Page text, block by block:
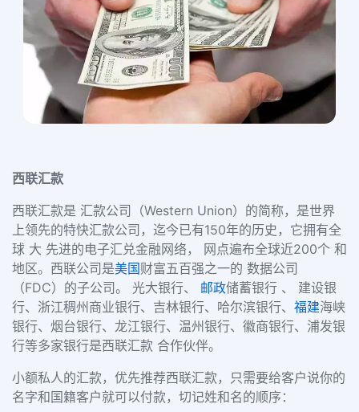
西联汇款
西联汇款是 汇款公司（Western Union）的简称，是世界
上领先的特快汇款公司，迄今已有150年的历史，它拥有全
球 大 先进的电子汇兑金融网络， 网点遍布全球近200个 和
地区。西联公司是美国财富五百强之一的 数据公司
（FDC）的子公司。
光大银行、 邮政储蓄银行 、 建设银
行、浙江稠州商业银行、吉林银行、哈尔滨银行、 福建海峡
银行、烟台银行、龙江银行、温州银行、徽商银行、浦发银
行等多家银行是西联汇款 合作伙伴。
小额私人的汇款，优先推荐西联汇款，只需要给客户说你的
名字和国籍客户就可以付款，切记姓和名的顺序：